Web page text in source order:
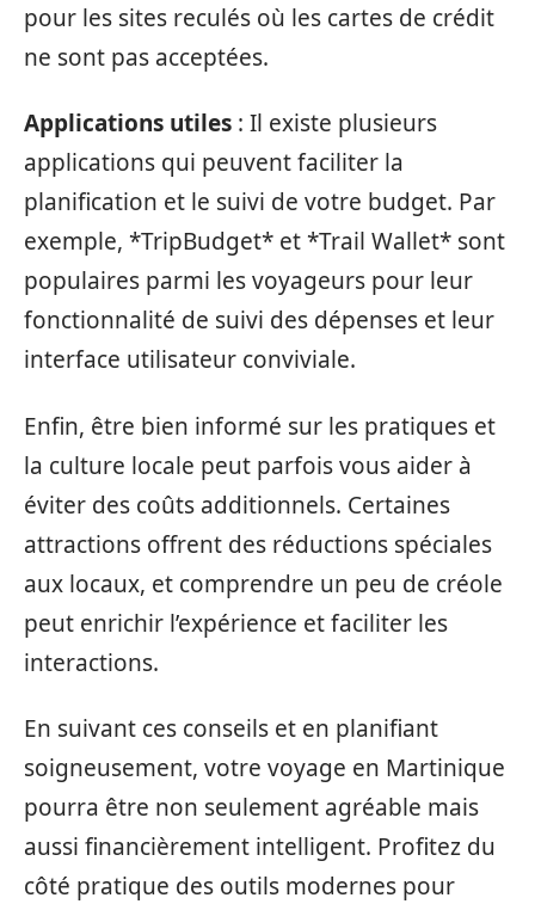
pour les sites reculés où les cartes de crédit
ne sont pas acceptées.
Applications utiles : Il existe plusieurs
applications qui peuvent faciliter la
planification et le suivi de votre budget. Par
exemple, *TripBudget* et *Trail Wallet* sont
populaires parmi les voyageurs pour leur
fonctionnalité de suivi des dépenses et leur
interface utilisateur conviviale.
Enfin, être bien informé sur les pratiques et
la culture locale peut parfois vous aider à
éviter des coûts additionnels. Certaines
attractions offrent des réductions spéciales
aux locaux, et comprendre un peu de créole
peut enrichir l’expérience et faciliter les
interactions.
En suivant ces conseils et en planifiant
soigneusement, votre voyage en Martinique
pourra être non seulement agréable mais
aussi financièrement intelligent. Profitez du
côté pratique des outils modernes pour